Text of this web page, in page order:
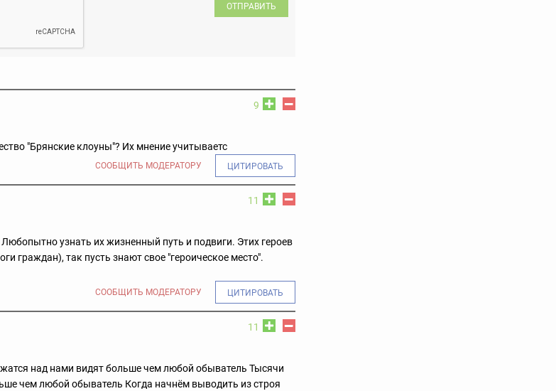
ОТПРАВИТЬ
9
"Брянские клоуны"? Их мнение учитываетс
СООБЩИТЬ МОДЕРАТОРУ ЦИТИРОВАТЬ
11
Любопытно узнать их жизненный путь и подвиги. Этих героев
граждан), так пусть знают свое "героическое место".
СООБЩИТЬ МОДЕРАТОРУ ЦИТИРОВАТЬ
11
над нами видят больше чем любой обыватель Тысячи
чем любой обыватель Когда начнём выводить из строя